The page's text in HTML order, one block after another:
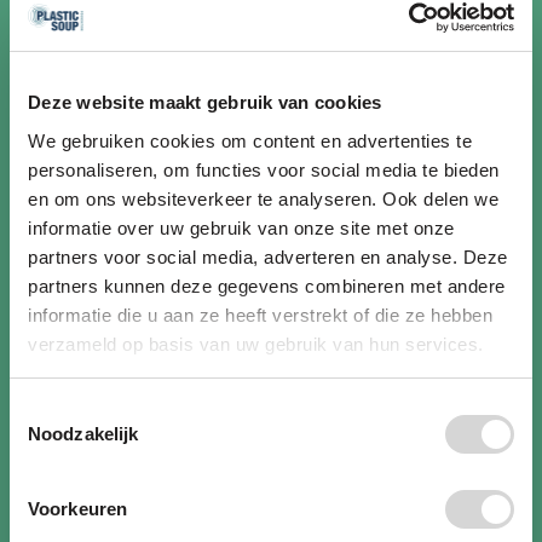
Deze website maakt gebruik van cookies
We gebruiken cookies om content en advertenties te
personaliseren, om functies voor social media te bieden
en om ons websiteverkeer te analyseren. Ook delen we
informatie over uw gebruik van onze site met onze
partners voor social media, adverteren en analyse. Deze
partners kunnen deze gegevens combineren met andere
informatie die u aan ze heeft verstrekt of die ze hebben
verzameld op basis van uw gebruik van hun services.
Noodzakelijk
Voorkeuren
De EU zet stappen. Wij versnellen de
koers.
Ook de Europese Commissie wil plasticvervuiling
tegengaan en stelde de zogeheten Single Use
Plastic-richtlijn in. Een goed begin, maar nog
lang niet genoeg. Via het Europees Forum voor
Microplastics & Gezondheid brengen wij
wetenschap en beleid samen voor echte
systeemverandering.
Bekijk onze invloed in Brussel